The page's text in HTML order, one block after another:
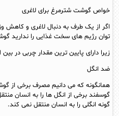
خواص گوشت شترمرغ برای لاغری
اگر از یک طرف به دنبال لاغری و کاهش
توان رژیم های سخت غذایی را ندارید
زیرا دارای پایین ترین مقدار چربی در
ضد انگل
همانگونه که می دانیم مصرف برخی از
گوسفند برخی از انگل ها را به انسان
گونه انگلی را به انسان منتقل نمی کند.